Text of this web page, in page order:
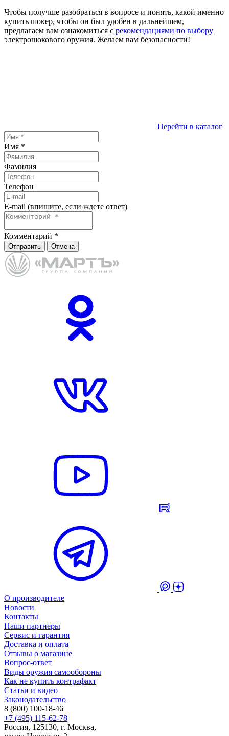
Чтобы получше разобраться в вопросе и понять, какой именно
купить шокер, чтобы он был удобен в дальнейшем,
предлагаем вам ознакомиться с рекомендациями по выбору
электрошокового оружия. Желаем вам безопасности!
Перейти в каталог
Имя *
Фамилия
Телефон
E-mail (впишите, если ждете ответ)
Комментарий *
Отправить Отмена
О производителе
Новости
Контакты
Наши партнеры
Сервис и гарантия
Доставка и оплата
Отзывы о магазине
Вопрос-ответ
Виды оружия самообороны
Как не купить контрафакт
Статьи и видео
Законодательство
8 (800) 100-18-46
+7 (495) 115-62-78
Россия, 125130, г. Москва,